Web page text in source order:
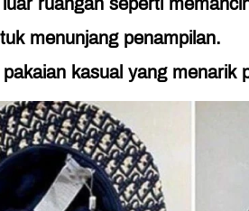
menunjang penampilan.
kasual yang menarik